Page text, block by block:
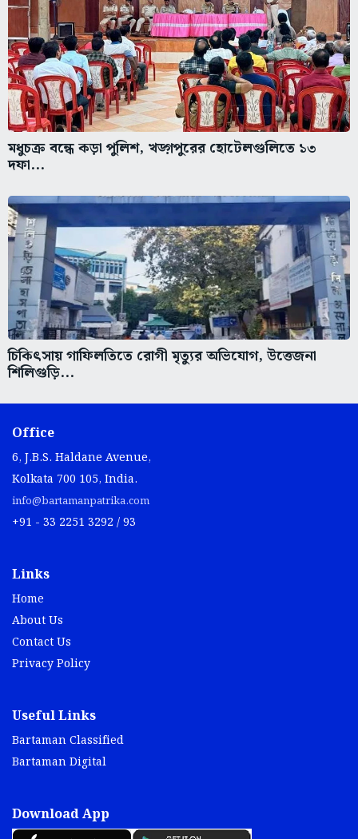
মধুচক্র বন্ধে কড়া পুলিশ, খড়্গপুরের হোটেলগুলিতে ১৩
দফা...
চিকিৎসায় গাফিলতিতে রোগী মৃত্যুর অভিযোগ, উত্তেজনা
শিলিগুড়ি...
Office
6, J.B.S. Haldane Avenue,
Kolkata 700 105, India.
info@bartamanpatrika.com
+91 - 33 2251 3292 / 93
Links
Home
About Us
Contact Us
Privacy Policy
Useful Links
Bartaman Classified
Bartaman Digital
Download App